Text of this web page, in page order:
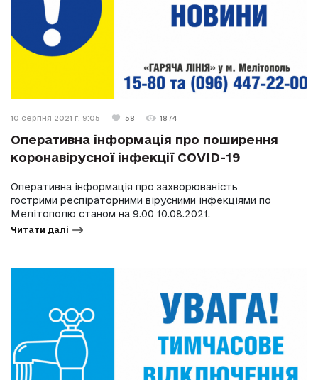
10 серпня 2021 г. 9:05 58 1874
Оперативна інформація про поширення
коронавірусної інфекції COVID-19
Оперативна інформація про захворюваність
гострими респіраторними вірусними інфекціями по
Мелітополю станом на 9.00 10.08.2021.
Читати далі